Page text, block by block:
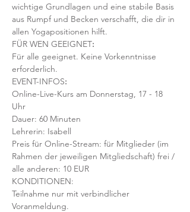
wichtige Grundlagen und eine stabile Basis
aus Rumpf und Becken verschafft, die dir in
allen Yogapositionen hilft.
FÜR WEN GEEIGNET:
Für alle geeignet. Keine Vorkenntnisse
erforderlich.
EVENT-INFOS:
Online-Live-Kurs am Donnerstag, 17 - 18
Uhr
Dauer: 60 Minuten
Lehrerin: Isabell
Preis für Online-Stream: für Mitglieder (im
Rahmen der jeweiligen Mitgliedschaft) frei /
alle anderen: 10 EUR
KONDITIONEN:
Teilnahme nur mit verbindlicher
Voranmeldung.